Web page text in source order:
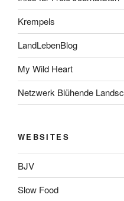
Krempels
LandLebenBlog
My Wild Heart
Netzwerk Blühende
WEBSITES
BJV
Slow Food